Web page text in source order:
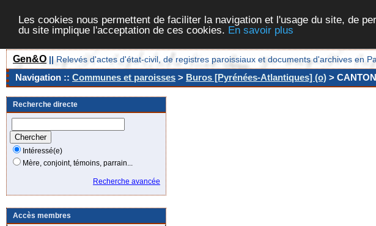
Les cookies nous permettent de faciliter la navigation et l'usage du site, de
du site implique l'acceptation de ces cookies. En savoir plus
Gen&O || Relevés d'actes d'état-civil, de registres paroissiaux et documents d'archives en
Navigation :: Communes et paroisses > Buros [Pyrénées-Atlantiques] (o) >
Recherche directe
Intéressé(e)
Mère, conjoint, témoins, parrain...
Recherche avancée
Accès membres